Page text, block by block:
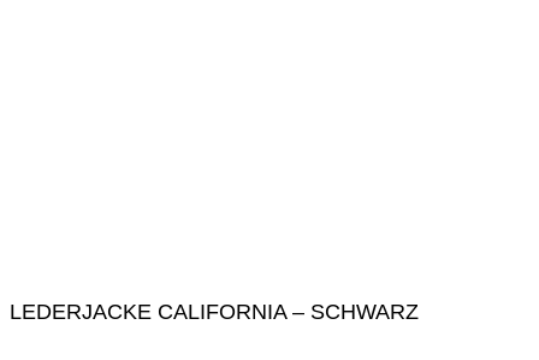
LEDERJACKE CALIFORNIA – SCHWARZ